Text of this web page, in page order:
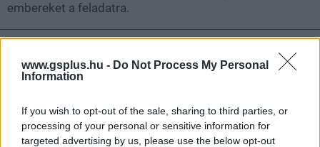
www.gsplus.hu - Do Not Process My Personal
Information
If you wish to opt-out of the sale, sharing to third parties, or
processing of your personal or sensitive information for
targeted advertising by us, please use the below opt-out
embereket a feladatra.
Rengeteg hír és cikk vár rád, lehet, hogy éppen nem
hogy naprakész maradj, kiválogatjuk neked a
legjobbakat,iratkozz fel hírlevelünkre!